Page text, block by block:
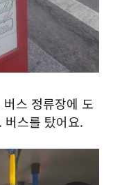
스 정류장에 도
버스를 탔어요.